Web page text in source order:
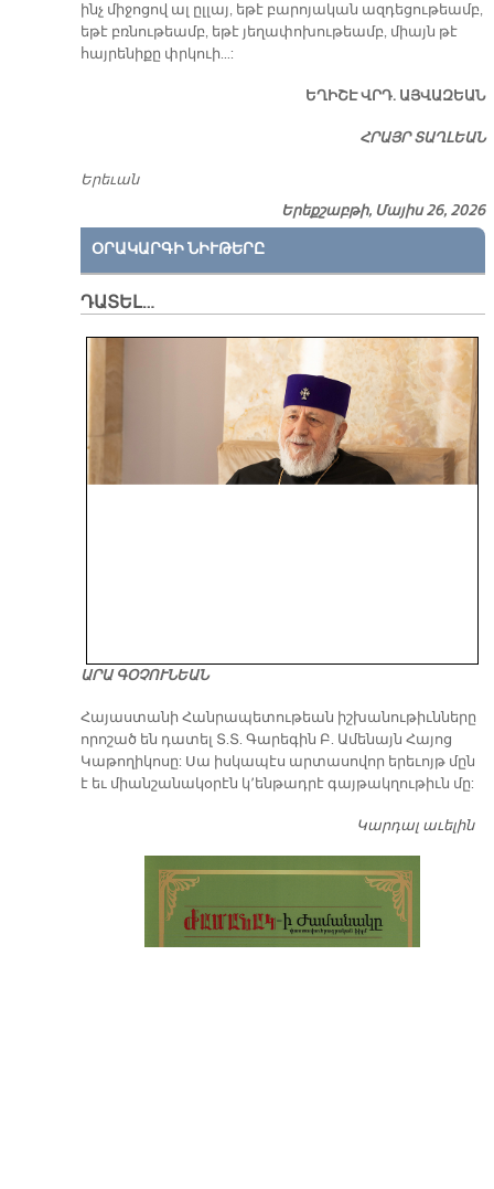
ինչ միջոցով ալ ըլլայ, եթէ բարոյական ազդեցութեամբ,
եթէ բռնութեամբ, եթէ յեղափոխութեամբ, միայն թէ
հայրենիքը փրկուի…:
ԵՂԻՇԷ ՎՐԴ. ԱՅՎԱԶԵԱՆ
ՀՐԱՅՐ ՏԱՂԼԵԱՆ
Երեւան
Երեքշաբթի, Մայիս 26, 2026
ՕՐԱԿԱՐԳԻ ՆԻՒԹԵՐԸ
ԴԱՏԵԼ…
ԱՐԱ ԳՕՉՈՒՆԵԱՆ
​Հայաստանի Հանրապետութեան իշխանութիւնները
որոշած են դատել Տ.Տ. Գարեգին Բ. Ամենայն Հայոց
Կաթողիկոսը: Սա իսկապէս արտասովոր երեւոյթ մըն
է եւ միանշանակօրէն կ՚ենթադրէ գայթակղութիւն մը:
Կարդալ աւելին